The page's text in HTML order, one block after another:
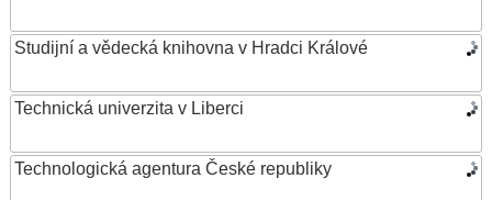
Studijní a vědecká knihovna v Hradci Králové
Technická univerzita v Liberci
Technologická agentura České republiky